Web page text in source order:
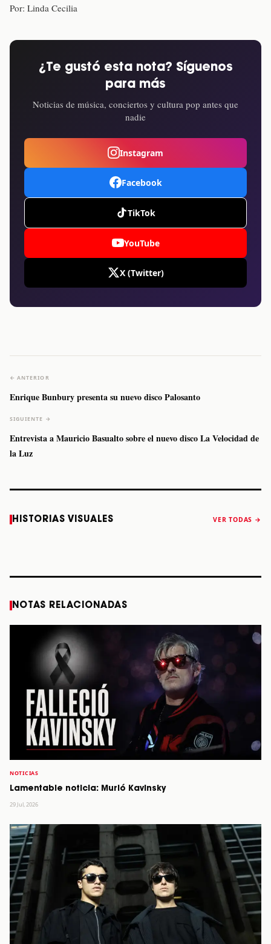
Por: Linda Cecilia
¿Te gustó esta nota? Síguenos
para más
Noticias de música, conciertos y cultura pop antes que
nadie
Instagram
Facebook
TikTok
YouTube
X (Twitter)
← ANTERIOR
Enrique Bunbury presenta su nuevo disco Palosanto
SIGUIENTE →
Entrevista a Mauricio Basualto sobre el nuevo disco La Velocidad de
la Luz
HISTORIAS VISUALES VER TODAS →
Caifanes regresa
a Monterrey el
Fallece Felipe
Staiti, guitarrista
anuncia “Reality
NOTAS RELACIONADAS
NOTICIAS
Lamentable noticia: Murió Kavinsky
29 Jul, 2026